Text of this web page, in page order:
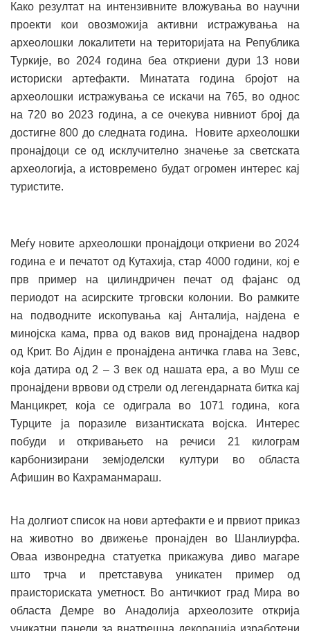
Како резултат на интензивните вложувања во научни
проекти кои овозможија активни истражувања на
археолошки локалитети на територијата на Република
Туркије, во 2024 година беа откриени дури 13 нови
историски артефакти. Минатата година бројот на
археолошки истражувања се искачи на 765, во однос
на 720 во 2023 година, а се очекува нивниот број да
достигне 800 до следната година. Новите археолошки
пронајдоци се од исклучително значење за светската
археологија, а истовремено будат огромен интерес кај
туристите.
Меѓу новите археолошки пронајдоци откриени во 2024
година е и печатот од Кутахија, стар 4000 години, кој е
прв пример на цилиндричен печат од фајанс од
периодот на асирските трговски колонии. Во рамките
на подводните ископувања кај Анталија, најдена е
минојска кама, прва од ваков вид пронајдена надвор
од Крит. Во Ајдин е пронајдена античка глава на Зевс,
која датира од 2 – 3 век од нашата ера, а во Муш се
пронајдени врвови од стрели од легендарната битка кај
Манцикрет, која се одиграла во 1071 година, кога
Турците ја поразиле византиската војска. Интерес
побуди и откривањето на речиси 21 килограм
карбонизирани земјоделски култури во областа
Афишин во Кахраманмараш.
На долгиот список на нови артефакти е и првиот приказ
на животно во движење пронајден во Шанлиурфа.
Оваа извонредна статуетка прикажува диво магаре
што трча и претставува уникатен пример од
праисториската уметност. Во античкиот град Мира во
областа Демре во Анадолија археолозите открија